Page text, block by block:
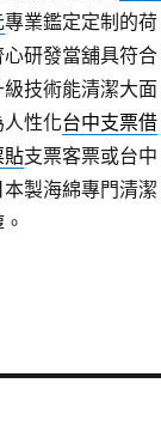
專業鑑定定制的荷
研發當舖具符合
技術能清潔大面
性化台中支票借
貼支票客票或台中
本製海綿專門清潔